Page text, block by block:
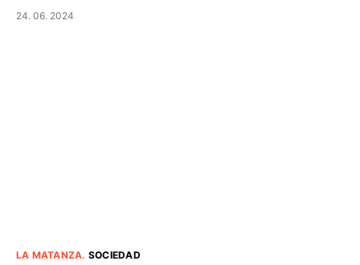
24. 06. 2024
LA MATANZA. SOCIEDAD